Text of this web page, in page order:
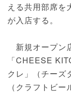
える共用部席を
が入店する。
新規オープン
「CHEESE
クレ」（チーズ
（クラフトビ